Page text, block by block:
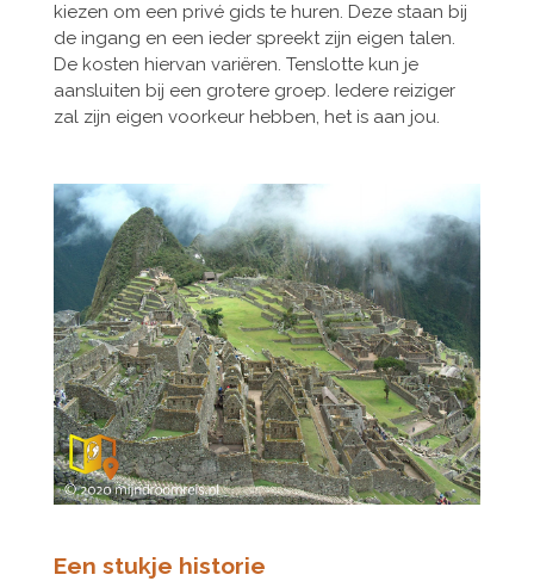
kiezen om een privé gids te huren. Deze staan bij
de ingang en een ieder spreekt zijn eigen talen.
De kosten hiervan variëren. Tenslotte kun je
aansluiten bij een grotere groep. Iedere reiziger
zal zijn eigen voorkeur hebben, het is aan jou.
Een stukje historie